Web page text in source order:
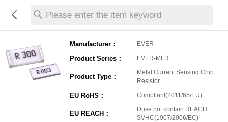
Please enter the item keyword
Manufacturer： EVER
Product Series： EVER-MFR
Product Type：
Metal Current Sensing Chip
Resistor
EU RoHS： Compliant(2011/65/EU)
EU REACH：
Dose not contain REACH
SVHC(1907/2006/EC)